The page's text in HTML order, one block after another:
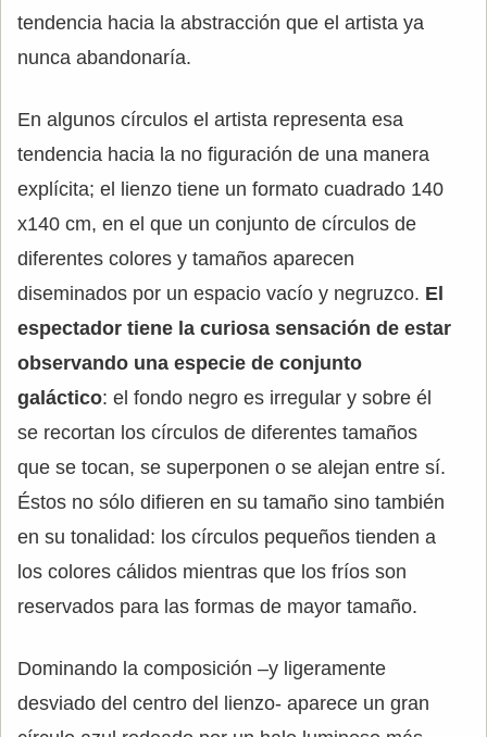
tendencia hacia la abstracción que el artista ya
nunca abandonaría.
En algunos círculos el artista representa esa
tendencia hacia la no figuración de una manera
explícita; el lienzo tiene un formato cuadrado 140
x140 cm, en el que un conjunto de círculos de
diferentes colores y tamaños aparecen
diseminados por un espacio vacío y negruzco. El
espectador tiene la curiosa sensación de estar
observando una especie de conjunto
galáctico: el fondo negro es irregular y sobre él
se recortan los círculos de diferentes tamaños
que se tocan, se superponen o se alejan entre sí.
Éstos no sólo difieren en su tamaño sino también
en su tonalidad: los círculos pequeños tienden a
los colores cálidos mientras que los fríos son
reservados para las formas de mayor tamaño.
Dominando la composición –y ligeramente
desviado del centro del lienzo- aparece un gran